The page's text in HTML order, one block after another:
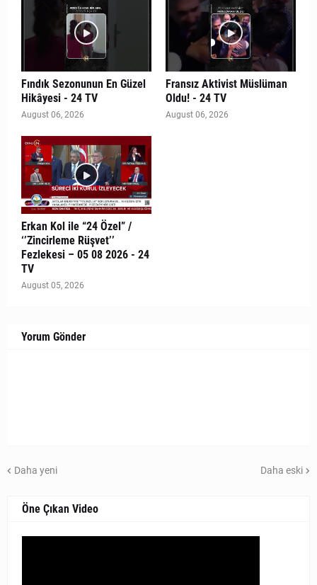
Fındık Sezonunun En Güzel
Hikâyesi - 24 TV
August 06, 2026
Fransız Aktivist Müslüman
Oldu! - 24 TV
August 06, 2026
Erkan Kol ile “24 Özel” /
‘’Zincirleme Rüşvet’’
Fezlekesi – 05 08 2026 - 24
TV
August 05, 2026
Yorum Gönder
Daha yeni Daha eski
Öne Çıkan Video